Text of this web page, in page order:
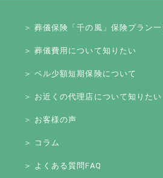
＞ 葬儀保険「千の風」保険プラン一
＞ 葬儀費用について知りたい
＞ ベル少額短期保険について
＞ お近くの代理店について知りたい
＞ お客様の声
＞ コラム
＞ よくある質問FAQ